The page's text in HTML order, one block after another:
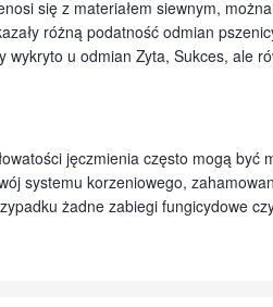
się z materiałem siewnym,
różną podatność odmian
u odmian Zyta, Sukces, ale
jęczmienia często mogą
systemu korzeniowego,
żadne zabiegi fungicydowe